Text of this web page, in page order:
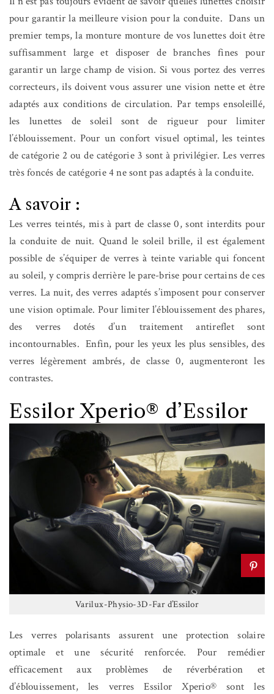
pour garantir la meilleure vision pour la conduite. Dans un
premier temps, la monture monture de vos lunettes doit être
suffisamment large et disposer de branches fines pour
garantir un large champ de vision. Si vous portez des verres
correcteurs, ils doivent vous assurer une vision nette et être
adaptés aux conditions de circulation. Par temps ensoleillé,
les lunettes de soleil sont de rigueur pour limiter
l’éblouissement. Pour un confort visuel optimal, les teintes
de catégorie 2 ou de catégorie 3 sont à privilégier. Les verres
très foncés de catégorie 4 ne sont pas adaptés à la conduite.
A savoir :
Les verres teintés, mis à part de classe 0, sont interdits pour
la conduite de nuit. Quand le soleil brille, il est également
possible de s’équiper de verres à teinte variable qui foncent
au soleil, y compris derrière le pare-brise pour certains de ces
verres. La nuit, des verres adaptés s’imposent pour conserver
une vision optimale. Pour limiter l’éblouissement des phares,
des verres dotés d’un traitement antireflet sont
incontournables. Enfin, pour les yeux les plus sensibles, des
verres légèrement ambrés, de classe 0, augmenteront les
contrastes.
Essilor Xperio® d’Essilor
Varilux-Physio-3D-Far d’Essilor
Les verres polarisants assurent une protection solaire
optimale et une sécurité renforcée. Pour remédier
efficacement aux problèmes de réverbération et
d’éblouissement, les verres Essilor Xperio® sont les